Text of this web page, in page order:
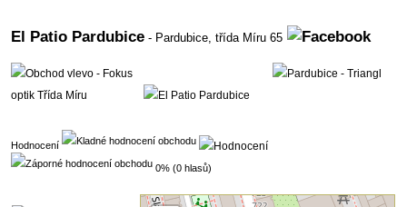
El Patio Pardubice - Pardubice,třída Míru 65
Hodnocení
0% (0 hlasů)